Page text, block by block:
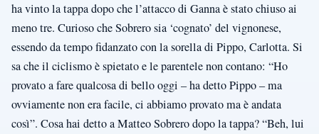
ha vinto la tappa dopo che l’attacco di Ganna è stato chiuso ai
meno tre. Curioso che Sobrero sia ‘cognato’ del vignonese,
essendo da tempo fidanzato con la sorella di Pippo, Carlotta. Si
sa che il ciclismo è spietato e le parentele non contano: “Ho
provato a fare qualcosa di bello oggi – ha detto Pippo – ma
ovviamente non era facile, ci abbiamo provato ma è andata
così”. Cosa hai detto a Matteo Sobrero dopo la tappa? “Beh, lui